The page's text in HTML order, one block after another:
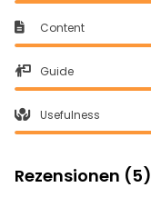
Content
Guide
Usefulness
Rezensionen (5)